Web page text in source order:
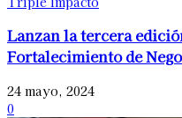
Lanzan la tercera
Fortalecimiento de
24 mayo, 2024
0